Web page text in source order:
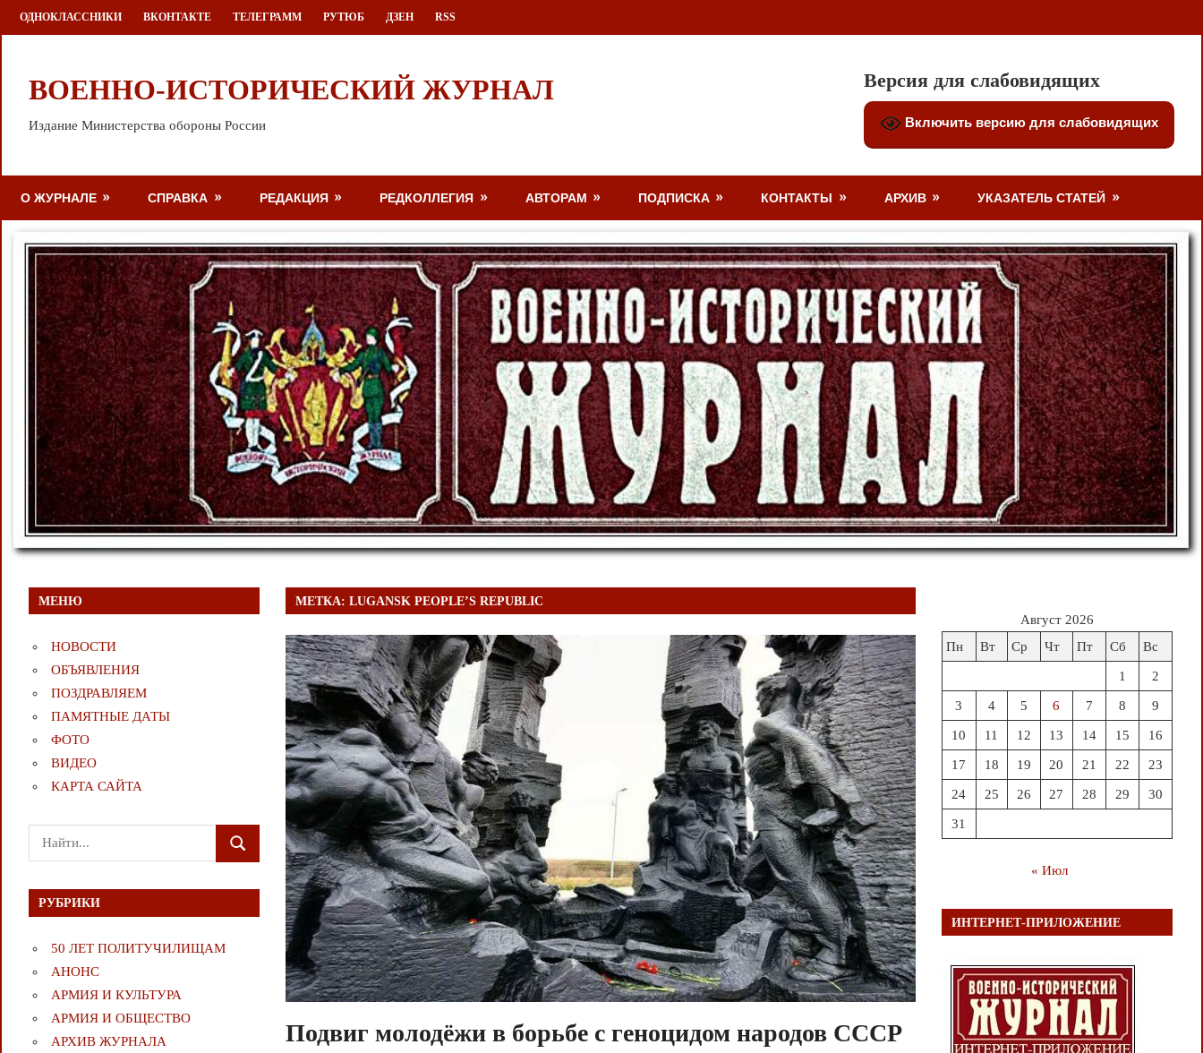
Перейти
к
ОДНОКЛАССНИКИ ВКОНТАКТЕ ТЕЛЕГРАММ РУТЮБ ДЗЕН RSS
ВОЕННО-ИСТОРИЧЕСКИЙ ЖУРНАЛ
Издание Министерства обороны России
Версия для слабовидящих
Включить версию для слабовидящих
О ЖУРНАЛЕ СПРАВКА РЕДАКЦИЯ РЕДКОЛЛЕГИЯ АВТОРАМ ПОДПИСКА КОНТАКТЫ АРХИВ УКАЗАТЕЛЬ СТАТЕЙ
МЕТКА:LUGANSK PEOPLE’S REPUBLIC
Подвиг молодёжи в борьбе с геноцидом народов СССР
МЕНЮ
НОВОСТИ
ОБЪЯВЛЕНИЯ
ПОЗДРАВЛЯЕМ
ПАМЯТНЫЕ ДАТЫ
ФОТО
ВИДЕО
КАРТА САЙТА
Поиск
для:
ПОИСК
РУБРИКИ
50 ЛЕТ ПОЛИТУЧИЛИЩАМ
АНОНС
АРМИЯ И КУЛЬТУРА
АРМИЯ И ОБЩЕСТВО
АРХИВ ЖУРНАЛА
Август 2026
Пн
Вт Ср Чт Пт Сб Вс
1 2
3 4 5 6 7 8 9
10 11 12 13 14 15 16
17 18 19 20 21 22 23
24 25 26 27 28 29 30
31
« Июл
ИНТЕРНЕТ-ПРИЛОЖЕНИЕ